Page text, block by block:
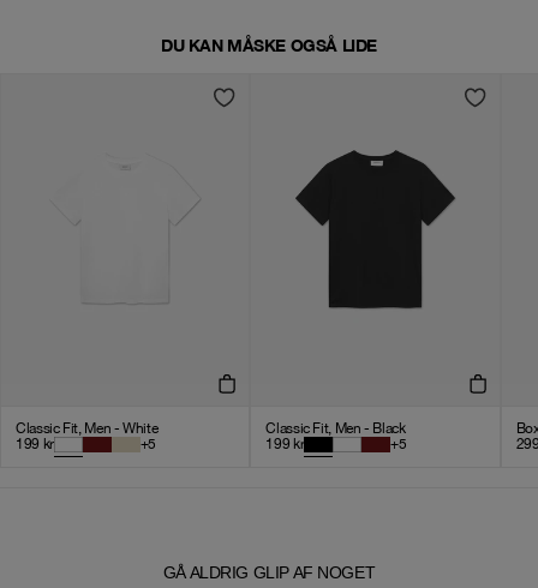
DU KAN MÅSKE OGSÅ LIDE
Classic Fit, Men - White
199 kr +5
Classic Fit, Men - Black
199 kr +5
GÅ ALDRIG GLIP AF NOGET